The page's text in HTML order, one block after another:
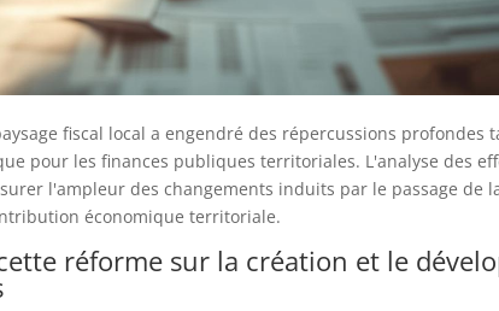
fiscal local a engendré des répercussions profondes
pour les finances publiques territoriales. L'analyse des
l'ampleur des changements induits par le passage de
économique territoriale.
réforme sur la création et le